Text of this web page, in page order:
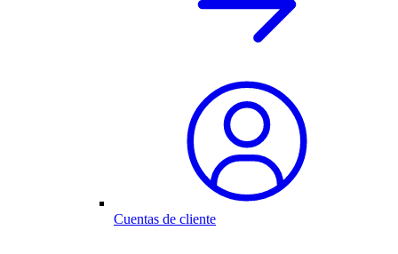
Cuentas de cliente